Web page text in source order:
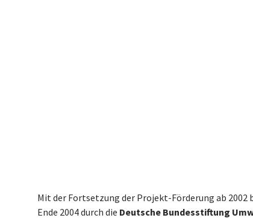
Mit der Fortsetzung der Projekt-Förderung ab 2002
Ende 2004 durch die Deutsche Bundesstiftung